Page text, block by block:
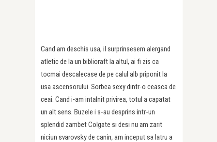
Cand am deschis usa, il surprinsesem alergand
atletic de la un biblioraft la altul, ai fi zis ca
tocmai descalecase de pe calul alb priponit la
usa ascensorului. Sorbea sexy dintr-o ceasca de
ceai. Cand i-am intalnit privirea, totul a capatat
un alt sens. Buzele i s-au desprins intr-un
splendid zambet Colgate si desi nu am zarit
niciun svarovsky de canin, am inceput sa latru a